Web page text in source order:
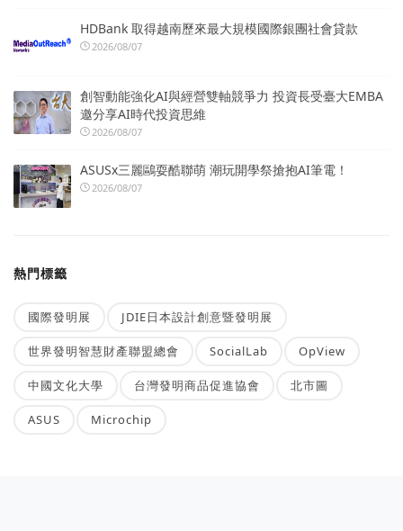
HDBank 取得越南歷來最大規模國際銀團社會貸款
2026/08/07
創智動能強化AI與經營雙軸競爭力 投資長受臺大EMBA
邀分享AI時代投資思維
2026/08/07
ASUSx三麗鷗耍酷聯萌 潮玩開學祭搶抱AI筆電！
2026/08/07
熱門標籤
國際發明展 JDIE日本設計創意暨發明展
世界發明智慧財產聯盟總會 SocialLab OpView
中國文化大學 台灣發明商品促進協會 北市圖
ASUS Microchip